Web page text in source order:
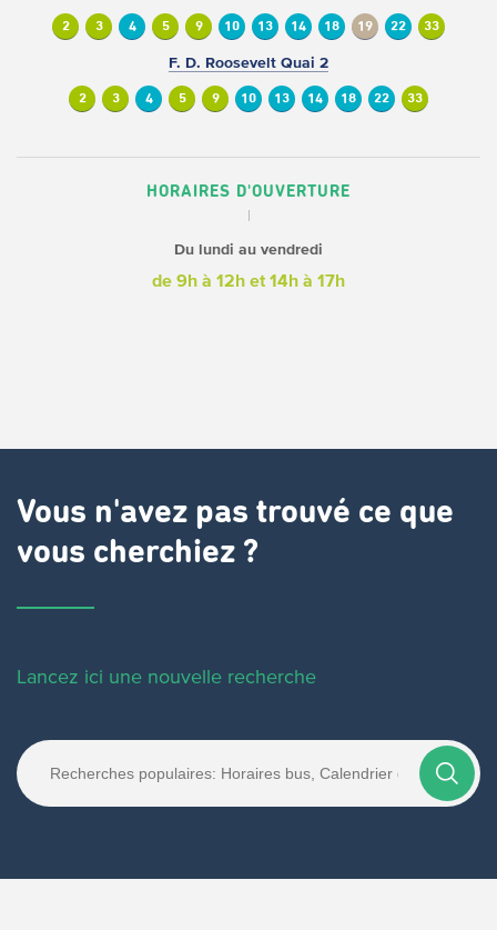
2 3 4 5 9 10 13 14 18 19 22 33
F. D. Roosevelt Quai 2
2 3 4 5 9 10 13 14 18 22 33
HORAIRES D'OUVERTURE
Du lundi au vendredi
de 9h à 12h et 14h à 17h
Vous n'avez pas trouvé ce que
vous cherchiez ?
Lancez ici une nouvelle recherche